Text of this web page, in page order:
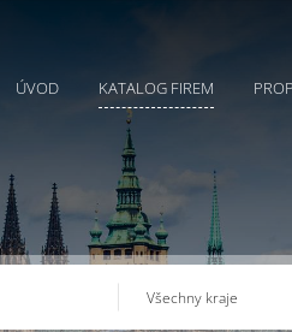
ÚVOD KATALOG FIREM